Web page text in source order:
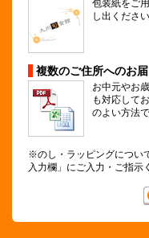
包装紙をご
し出ください
複数のご住所へのお
お中元やお
も対応して
のよい方法
※のし・ラッピングについ
入力欄」にご入力・ご指示